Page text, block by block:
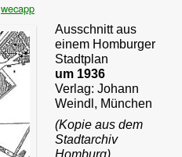
wecapp
Ausschnitt aus
einem Homburger
Stadtplan
um 1936
Verlag: Johann
Weindl, München
(Kopie aus dem
Stadtarchiv